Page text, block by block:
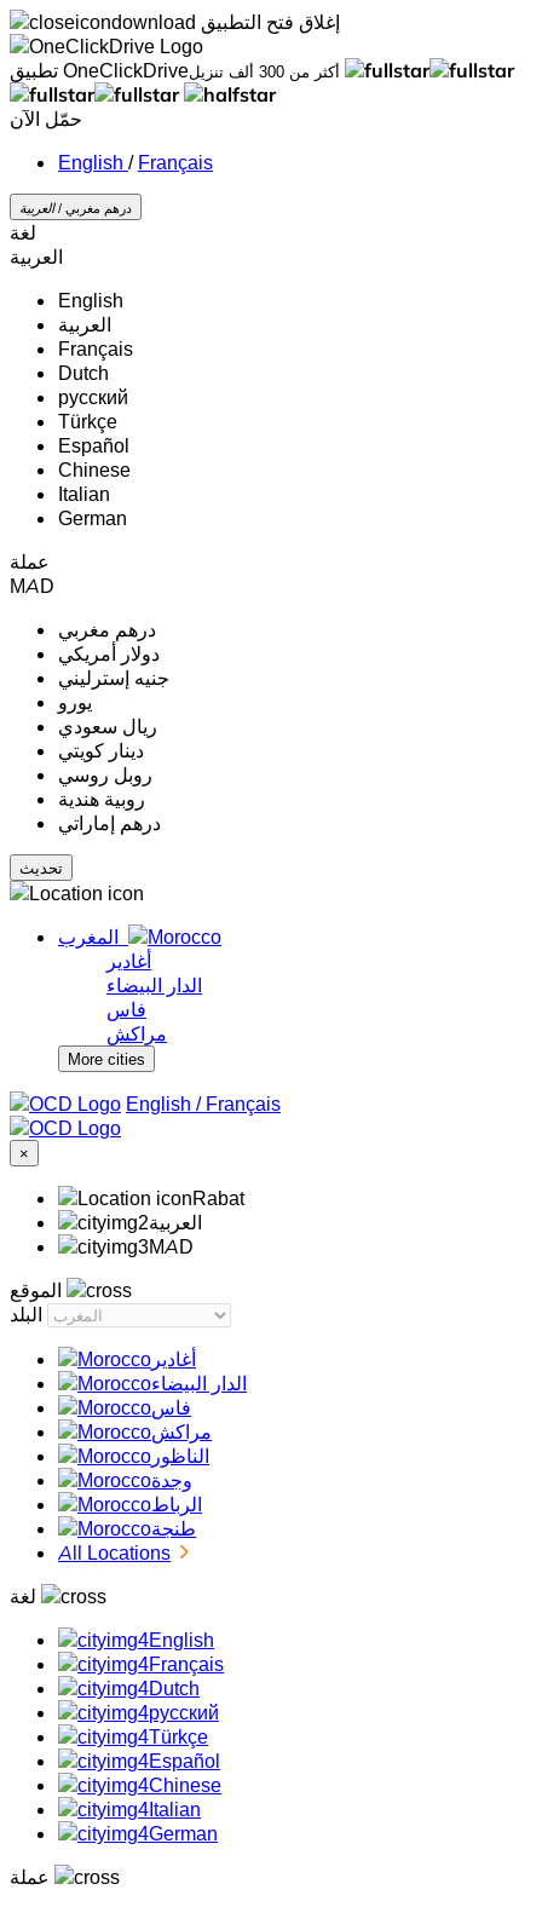
إغلاق فتح التطبيق
تطبيق OneClickDrive
أكثر من 300 ألف تنزيل
حمّل الآن
/ Français
درهم مغربي /‏العربية‏
لغة
‏العربية‏
English
‏العربية‏
Français
Dutch
русский
Türkçe
Español
Chinese
Italian
German
عملة
MAD
درهم مغربي
دولار أمريكي
جنيه إسترليني
يورو
ريال سعودي
دينار كويتي
روبل روسي
روبية هندية
درهم إماراتي
المغرب
أغادير
الدار البيضاء
فاس
مراكش
More cities
/ Français
×
Rabat
‏العربية‏
MAD
أغادير
الدار البيضاء
فاس
مراكش
الناظور
وجدة
الرباط
طنجة
All Locations
English
Français
Dutch
русский
Türkçe
Español
Chinese
Italian
German